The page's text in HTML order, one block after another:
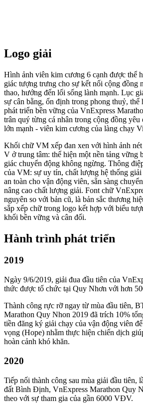
Logo giải
Hình ảnh viên kim cương 6 cạnh được thể
giác tượng trưng cho sự kết nối cộng đồng
thao, hướng đến lối sống lành mạnh. Lục
sự cân bằng, ổn định trong phong thuỷ, thể
phát triển bền vững của VnExpress
trân quý từng cá nhân trong cộng đồng yêu
lớn mạnh - viên kim cương của làng chạy
Khối chữ VM xếp đan xen với hình ảnh
V ở trung tâm: thể hiện một nền tảng vững
giác chuyển động không ngừng. Thông
của VM: sự uy tín, chất lượng hệ thống
an toàn cho vận động viên, sẵn sàng
nâng cao chất lượng giải. Font chữ
nguyên so với bản cũ, là bản sắc thương
sắp xếp chữ trong logo kết hợp với biểu
khối bền vững và cân đối.
Hành trình phát triển
2019
Ngày 9/6/2019, giải đua đầu tiên của
thức được tổ chức tại Quy Nhơn với hơn
Thành công rực rỡ ngay từ mùa đầu tiên,
Marathon Quy Nhon 2019 đã trích 10%
tiền đăng ký giải chạy của vận động viên
vọng (Hope) nhằm thực hiện chiến dịch
hoàn cảnh khó khăn.
2020
Tiếp nối thành công sau mùa giải đầu tiên,
đất Bình Định, VnExpress Marathon Quy
theo với sự tham gia của gần 6000 VĐV.